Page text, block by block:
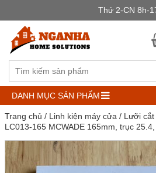
Thứ 2-CN 8h-
DANH MỤC SẢN PHẨM
Trang chủ / Linh kiện máy cửa / Lưỡi cắt
LC013-165 MCWADE 165mm, trục